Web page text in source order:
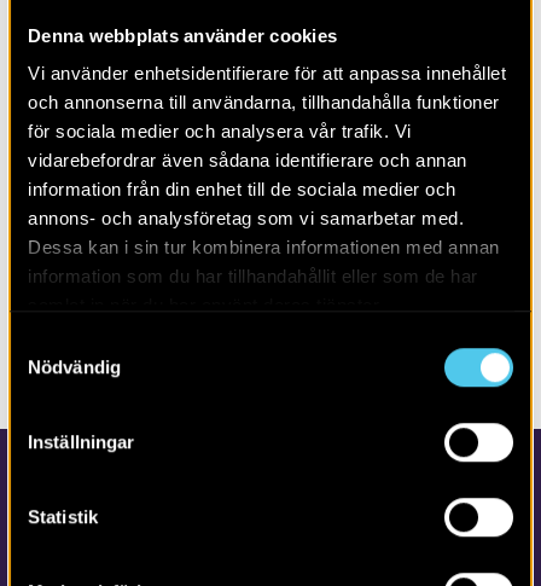
Denna webbplats använder cookies
Vi använder enhetsidentifierare för att anpassa innehållet
och annonserna till användarna, tillhandahålla funktioner
för sociala medier och analysera vår trafik. Vi
vidarebefordrar även sådana identifierare och annan
information från din enhet till de sociala medier och
annons- och analysföretag som vi samarbetar med.
Dessa kan i sin tur kombinera informationen med annan
information som du har tillhandahållit eller som de har
Nödvändig
Inställningar
Statistik
Prenumerera på
Böcker/tidskrifter
Populärvetenskap Rapporter Skola Övrigt
eller fritextsökning.